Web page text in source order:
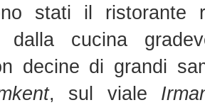
stati il ristorante
cucina
decine di grandi
, sul viale